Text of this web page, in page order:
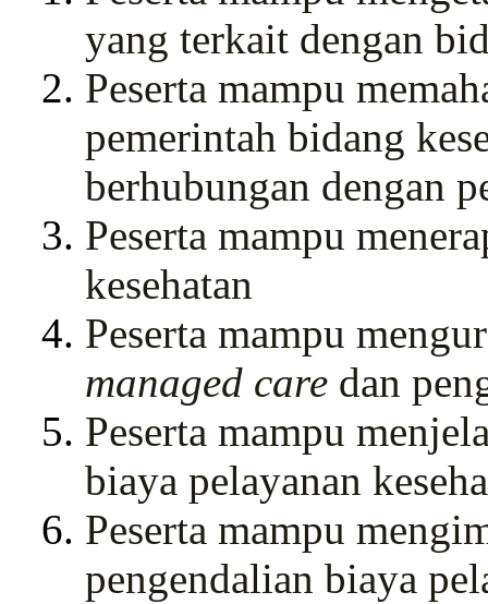
yang terkait dengan
Peserta mampu
pemerintah bidang
berhubungan dengan
Peserta mampu
kesehatan
Peserta mampu
managed care dan
Peserta mampu
biaya pelayanan
Peserta mampu
pengendalian biaya